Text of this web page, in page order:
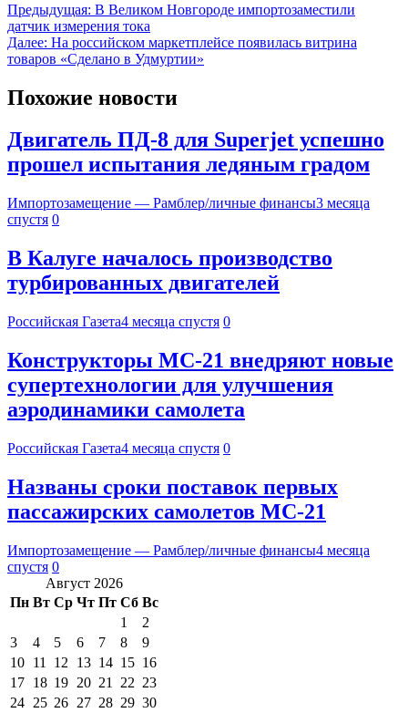
Предыдущая: В Великом Новгороде импортозаместили
датчик измерения тока
Далее: На российском маркетплейсе появилась витрина
товаров «Сделано в Удмуртии»
Похожие новости
Двигатель ПД-8 для Superjet успешно
прошел испытания ледяным градом
Импортозамещение — Рамблер/личные финансы3 месяца
спустя 0
В Калуге началось производство
турбированных двигателей
Российская Газета4 месяца спустя 0
Конструкторы МС-21 внедряют новые
супертехнологии для улучшения
аэродинамики самолета
Российская Газета4 месяца спустя 0
Названы сроки поставок первых
пассажирских самолетов МС-21
Импортозамещение — Рамблер/личные финансы4 месяца
спустя 0
Август 2026
Пн Вт Ср Чт Пт Сб Вс
1
2
3
4 5 6 7 8
9
10 11 12 13 14 15 16
17 18 19 20 21 22 23
24 25 26 27 28 29 30